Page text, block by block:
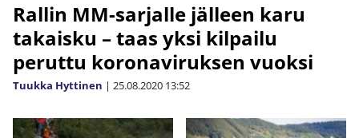
Rallin MM-sarjalle jälleen karu
takaisku – taas yksi kilpailu
peruttu koronaviruksen vuoksi
Tuukka Hyttinen | 25.08.2020 13:52